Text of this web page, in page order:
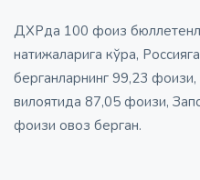
ДХРда 100 фоиз
натижаларига кўра,
берганларнинг 99,23
вилоятида 87,05 фоизи,
фоизи овоз берган.